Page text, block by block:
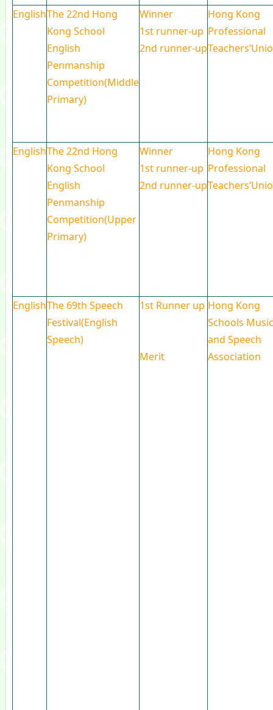
EnglishThe 22nd Hong
Kong School
English
Penmanship
Competition(Middle
Primary)
Winner
1st runner-up
2nd runner-up
Hong Kong
Professional
EnglishThe 22nd Hong
Kong School
English
Penmanship
Competition(Upper
Primary)
Winner
1st runner-up
2nd runner-up
Hong Kong
Professional
EnglishThe 69th Speech
Festival(English
Speech)
1st Runner up
Merit
Hong Kong
Schools Music
and Speech
Association